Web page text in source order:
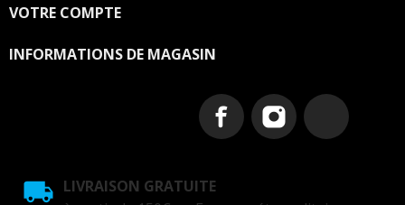
VOTRE COMPTE
INFORMATIONS DE MAGASIN
LIVRAISON GRATUITE